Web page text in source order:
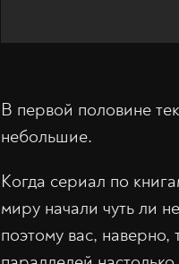
В первой половине
небольшие.
Когда сериал по
миру начали чуть ли
поэтому вас,